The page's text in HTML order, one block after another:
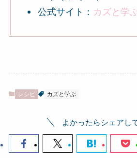
公式サイト： カズと学
レシピ カズと学ぶ
よかったらシェアし